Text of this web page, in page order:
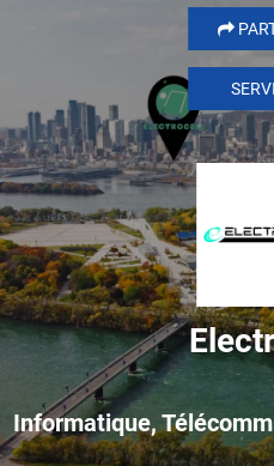
Informatique,